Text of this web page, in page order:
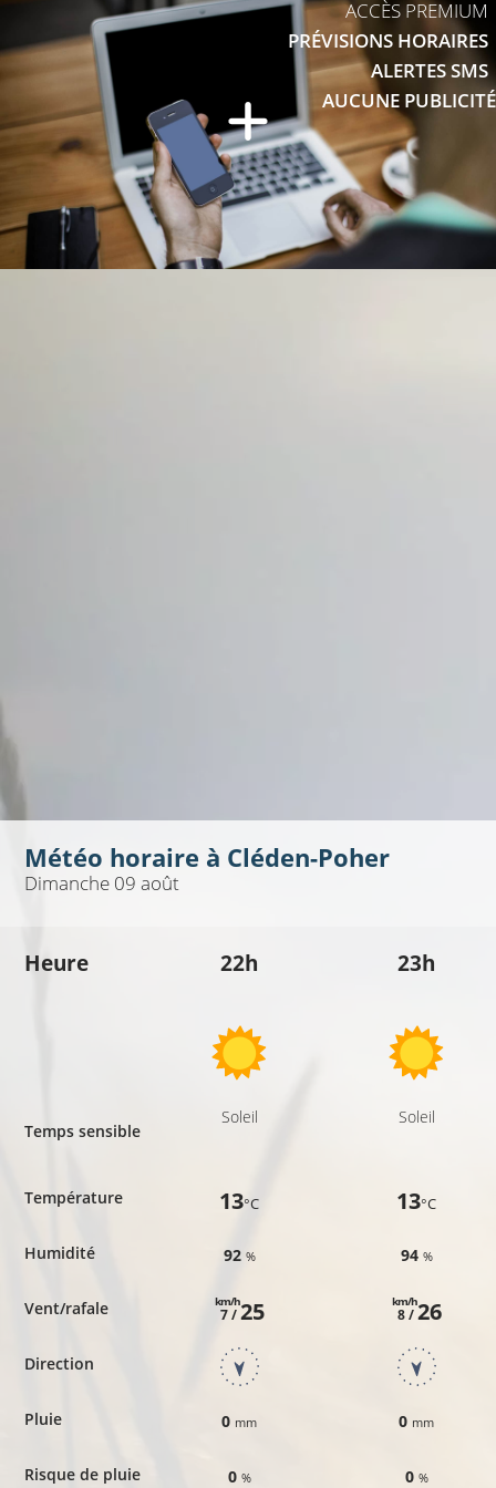
ACCÈS PREMIUM
PRÉVISIONS HORAIRES
ALERTES SMS
AUCUNE PUBLICITÉ
Météo horaire à Cléden-Poher
Dimanche 09 août
Heure
Temps sensible
Température
Humidité
Vent/rafale
Direction
Pluie
Risque de pluie
22h
Soleil
13°C
92 %
7 /
km/h25
0 mm
0 %
23h
Soleil
13°C
94 %
8 /
km/h26
0 mm
0 %